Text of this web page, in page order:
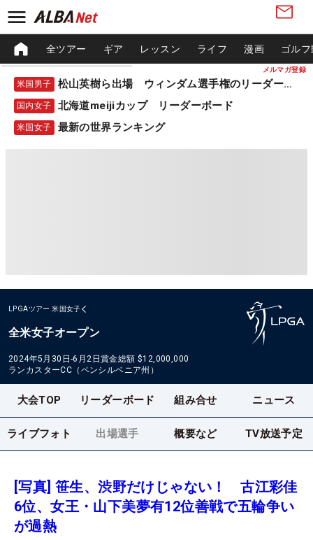
メルマガ登録
全ツアー ギア レッスン ライフ 漫画 ゴル
米国男子 松山英樹ら出場 ウィンダム選手権のリーダーボード
国内女子 北海道meijiカップ リーダーボード
米国女子 最新の世界ランキング
LPGAツアー 米国女子
全米女子オープン
2024年5月30日-6月2日賞金総額 $12,000,000
ランカスターCC（ペンシルベニア州）
大会TOP リーダーボード 組み合せ ニュース
ライブフォト 出場選手 概要など TV放送予定
[写真] 笹生、渋野だけじゃない！ 古江彩佳
6位、女王・山下美夢有12位善戦で五輪争い
が過熱